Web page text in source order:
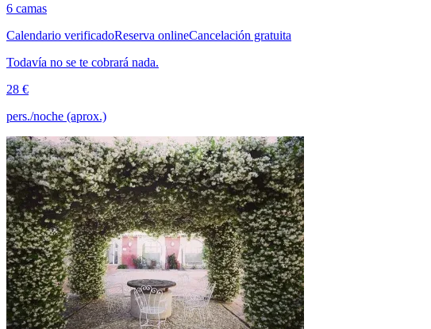
6 camas
Calendario verificadoReserva onlineCancelación gratuita
Todavía no se te cobrará nada.
28 €
pers./noche (aprox.)